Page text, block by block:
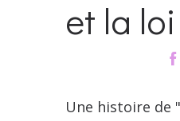
et la
Une histoire de